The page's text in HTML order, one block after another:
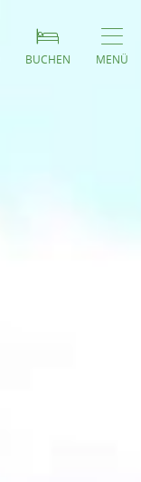
BUCHEN MENÜ